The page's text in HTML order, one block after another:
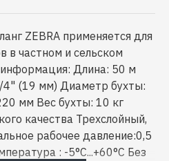
ZEBRA применяется для
в частном и сельском
информация: Длина: 50 м
(19 мм) Диаметр бухты:
мм Вес бухты: 10 кг
качества Трехслойный,
рабочее давление:0,5
: -5°С...+60°С Без